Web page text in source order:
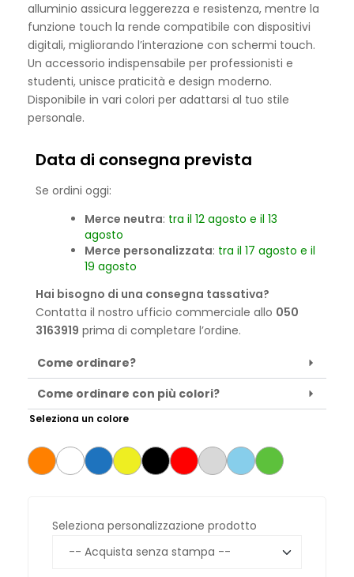
alluminio assicura leggerezza e resistenza, mentre la
funzione touch la rende compatibile con dispositivi
digitali, migliorando l’interazione con schermi touch.
Un accessorio indispensabile per professionisti e
studenti, unisce praticità e design moderno.
Disponibile in vari colori per adattarsi al tuo stile
personale.
Data di consegna prevista
Se ordini oggi:
Merce neutra: tra il 12 agosto e il 13
agosto
Merce personalizzata: tra il 17 agosto e il
19 agosto
Hai bisogno di una consegna tassativa?
Contatta il nostro ufficio commerciale allo 050
3163919 prima di completare l’ordine.
Come ordinare?
Come ordinare con più colori?
Seleziona un colore
Seleziona personalizzazione prodotto